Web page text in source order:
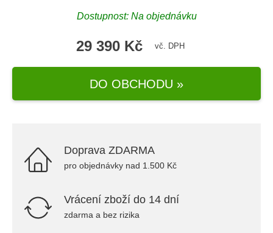
Dostupnost: Na objednávku
29 390 Kč vč. DPH
DO OBCHODU »
Doprava ZDARMA
pro objednávky nad 1.500 Kč
Vrácení zboží do 14 dní
zdarma a bez rizika